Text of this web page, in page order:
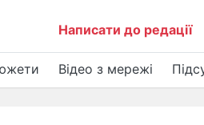
Написати до редації
Відео з мережі